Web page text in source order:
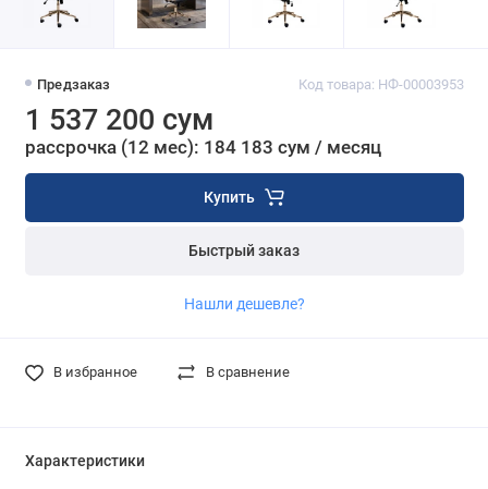
Предзаказ Код товара: НФ-00003953
1 537 200 сум
рассрочка (12 мес): 184 183 сум / месяц
Купить
Быстрый заказ
Нашли дешевле?
В избранное В сравнение
Характеристики